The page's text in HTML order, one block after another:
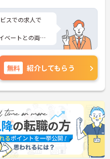
スでの求人で
ベートとの両立
合わせくださ
無料 紹介してもらう